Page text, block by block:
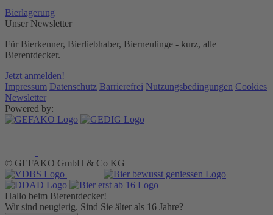
Bierlagerung
Unser Newsletter
Für Bierkenner, Bierliebhaber, Bierneulinge - kurz, alle
Bierentdecker.
Jetzt anmelden!
Impressum Datenschutz Barrierefrei Nutzungsbedingungen Cookies
Newsletter
Powered by:
© GEFAKO GmbH & Co KG
Hallo beim Bierentdecker!
Wir sind neugierig. Sind Sie älter als 16 Jahre?